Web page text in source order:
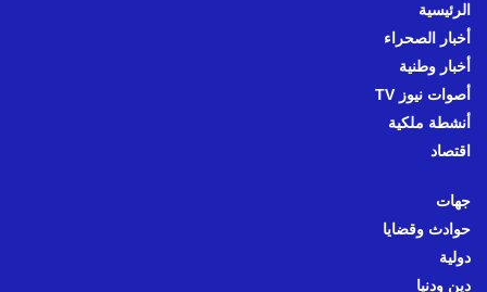
الرئيسية
أخبار الصحراء
أخبار وطنية
أصوات نيوز TV
أنشطة ملكية
اقتصاد
جهات
حوادث وقضايا
دولية
دين ودنيا